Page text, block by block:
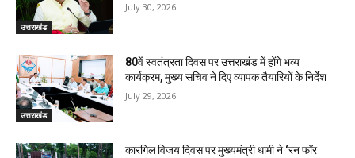
उत्तराखंड
July 30, 2026
उत्तराखंड
80वें स्वतंत्रता दिवस पर उत्तराखंड में होंगे भव्य
कार्यक्रम, मुख्य सचिव ने दिए व्यापक तैयारियों के निर्देश
July 29, 2026
कारगिल विजय दिवस पर मुख्यमंत्री धामी ने ‘रन फॉर